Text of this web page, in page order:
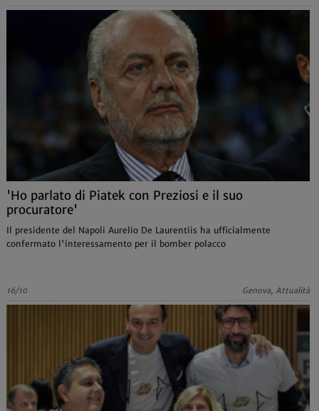
'Ho parlato di Piatek con Preziosi e il suo
procuratore'
Il presidente del Napoli Aurelio De Laurentiis ha ufficialmente
confermato l'interessamento per il bomber polacco
16/10 Genova, Attualità